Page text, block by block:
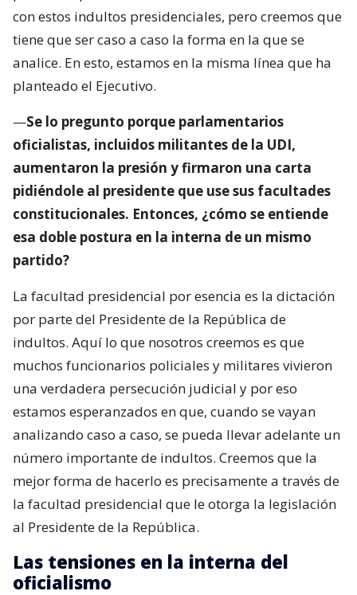
con estos indultos presidenciales, pero creemos que
tiene que ser caso a caso la forma en la que se
analice. En esto, estamos en la misma línea que ha
planteado el Ejecutivo.
—Se lo pregunto porque parlamentarios
oficialistas, incluidos militantes de la UDI,
aumentaron la presión y firmaron una carta
pidiéndole al presidente que use sus facultades
constitucionales. Entonces, ¿cómo se entiende
esa doble postura en la interna de un mismo
partido?
La facultad presidencial por esencia es la dictación
por parte del Presidente de la República de
indultos. Aquí lo que nosotros creemos es que
muchos funcionarios policiales y militares vivieron
una verdadera persecución judicial y por eso
estamos esperanzados en que, cuando se vayan
analizando caso a caso, se pueda llevar adelante un
número importante de indultos. Creemos que la
mejor forma de hacerlo es precisamente a través de
la facultad presidencial que le otorga la legislación
al Presidente de la República.
Las tensiones en la interna del
oficialismo